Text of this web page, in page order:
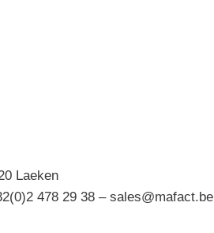
Laeken
478 29 38 – sales@mafact.be